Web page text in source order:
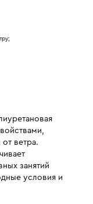
ветра.
занятий
условия и